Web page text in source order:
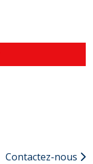
Contactez-nous